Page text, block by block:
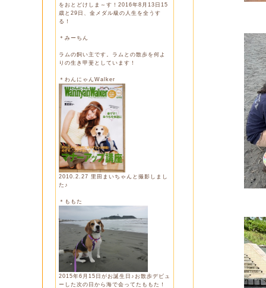
をおとどけしま～す！2016年8月13日15
歳と29日、金メダル級の人生を全うす
る！
＊みーちん
ラムの飼い主です。ラムとの散歩を何よ
りの生き甲斐としています！
＊わんにゃんWalker
2010.2.27 里田まいちゃんと撮影しまし
た♪
＊ももた
2015年6月15日がお誕生日♪お散歩デビュ
ーした次の日から海で会ってたももた！